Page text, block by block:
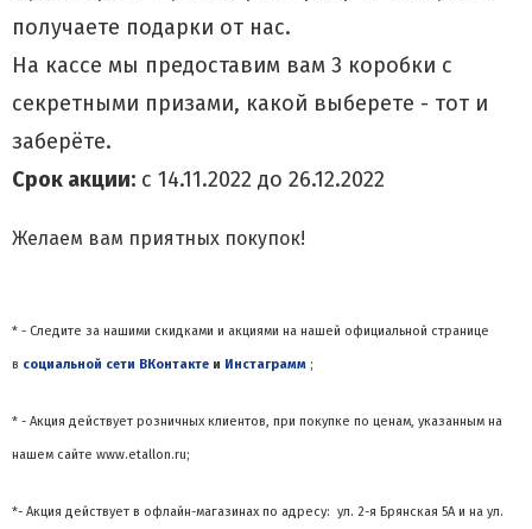
получаете подарки от нас.
На кассе мы предоставим вам 3 коробки с
секретными призами, какой выберете - тот и
заберёте.
Срок акции: с 14.11.2022 до 26.12.2022
Желаем вам приятных покупок!
* - Следите за нашими скидками и акциями на нашей официальной странице
в социальной сети ВКонтакте и Инстаграмм ;
* - Акция действует розничных клиентов, при покупке по ценам, указанным на
нашем сайте www.etallon.ru;
*- Акция действует в офлайн-магазинах по адресу: ул. 2-я Брянская 5А и на ул.